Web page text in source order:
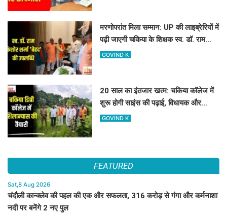
मरणोपरांत मिला सम्मान: UP की लाइब्रेरियों में
पढ़ी जाएगी चकिया के शिक्षक स्व. डॉ. राम
किशोर शर्मा 'बेहद' की पुस्तकें
GOVIND K
20 साल का इंतजार खत्म: चकिया कॉलेज में
शुरू होगी साइंस की पढ़ाई, विधायक और
जिलाध्यक्ष ने किया शिलान्यास स्थल का दौरा
GOVIND K
FEATURED
Sat,8 Aug 2026
चंदौली कान्क्लेव की पहल की एक और सफलता, 316 करोड़ से गंगा और कर्मनाशा
नदी पर बनेंगे 2 नए पुल